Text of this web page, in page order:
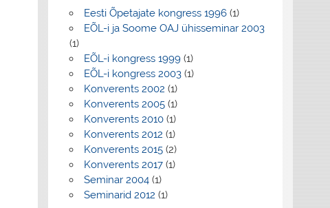
Eesti Õpetajate kongress 1996 (1)
EÕL-i ja Soome OAJ ühisseminar 2003
(1)
EÕL-i kongress 1999 (1)
EÕL-i kongress 2003 (1)
Konverents 2002 (1)
Konverents 2005 (1)
Konverents 2010 (1)
Konverents 2012 (1)
Konverents 2015 (2)
Konverents 2017 (1)
Seminar 2004 (1)
Seminarid 2012 (1)